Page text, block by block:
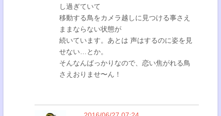
し過ぎていて
移動する鳥をカメラ越しに見つける事さえ
ままならない状態が
続いています。あとは 声はするのに姿を見
せない…とか。
そんなんばっかりなので、恋い焦がれる鳥
さえおりませ〜ん！